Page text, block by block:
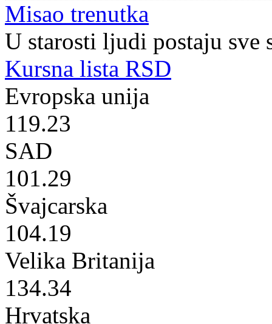
Misao trenutka
U starosti ljudi postaju sve
Kursna lista RSD
Evropska unija
119.23
SAD
101.29
Švajcarska
104.19
Velika Britanija
134.34
Hrvatska